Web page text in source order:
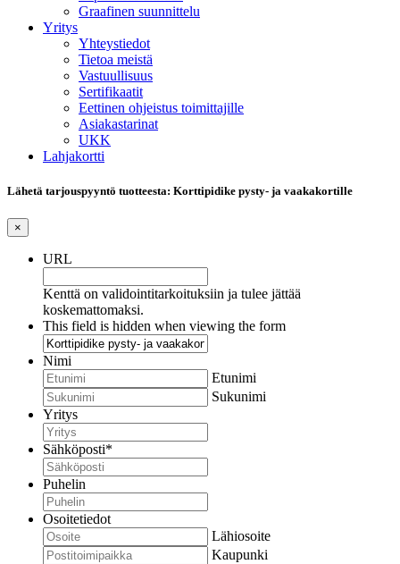
Graafinen suunnittelu
Yritys
Yhteystiedot
Tietoa meistä
Vastuullisuus
Sertifikaatit
Eettinen ohjeistus toimittajille
Asiakastarinat
UKK
Lahjakortti
Lähetä tarjouspyyntö tuotteesta: Korttipidike pysty- ja vaakakortille
×
URL
Kenttä on validointitarkoituksiin ja tulee jättää
koskemattomaksi.
This field is hidden when viewing the form
Nimi
Etunimi
Sukunimi
Yritys
Sähköposti*
Puhelin
Osoitetiedot
Lähiosoite
Kaupunki